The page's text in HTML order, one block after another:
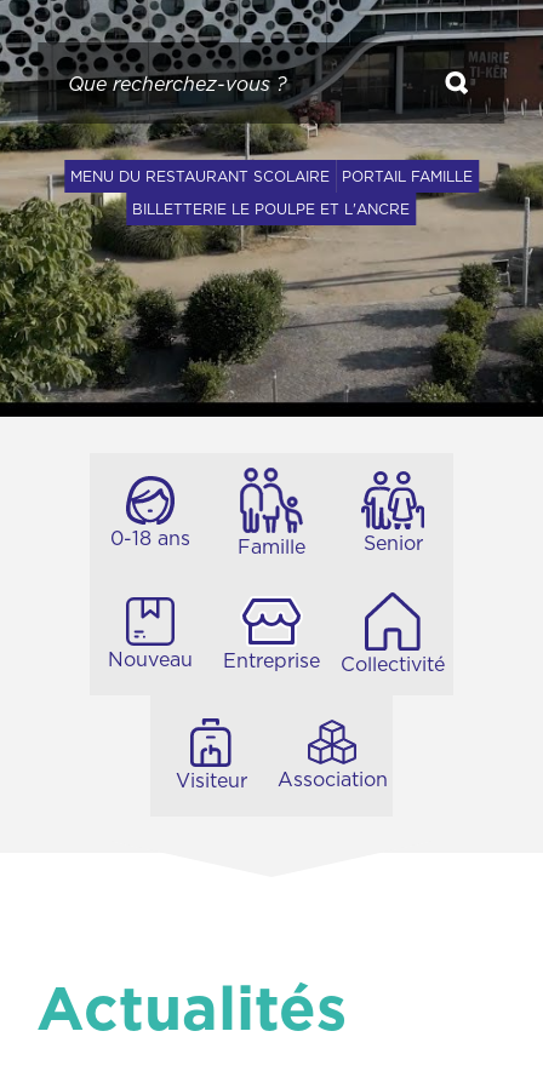
MENU DU RESTAURANT SCOLAIRE
PORTAIL FAMILLE
BILLETTERIE LE POULPE ET L'ANCRE
0-18 ans Famille Senior
Nouveau Entreprise Collectivité
Visiteur Association
Actualités